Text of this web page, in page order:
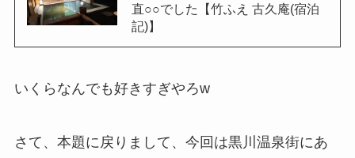
直○○でした【竹ふえ 古久庵(宿泊
記)】
いくらなんでも好きすぎやろw
さて、本題に戻りまして、今回は黒川温泉街にあ